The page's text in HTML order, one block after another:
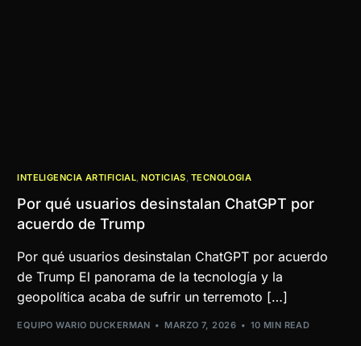
INTELIGENCIA ARTIFICIAL,NOTICIAS, TECNOLOGIA
Por qué usuarios desinstalan ChatGPT por
acuerdo de Trump
Por qué usuarios desinstalan ChatGPT por acuerdo
de Trump El panorama de la tecnología y la
geopolítica acaba de sufrir un terremoto […]
EQUIPO WARIO DUCKERMAN MARZO 7, 2026 10 MIN READ